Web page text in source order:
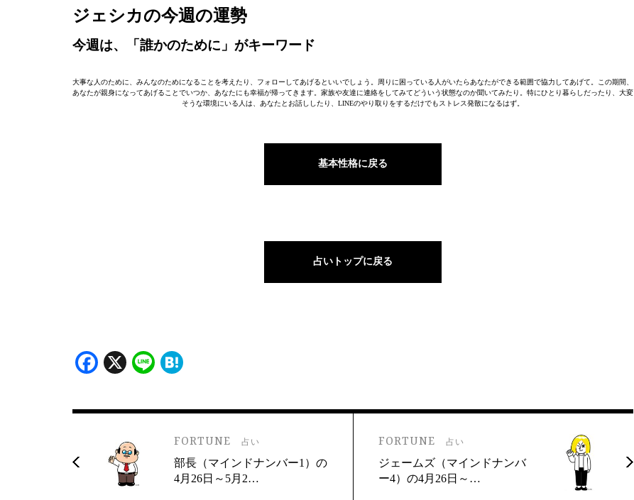
ジェシカの今週の運勢
今週は、「誰かのために」がキーワード
大事な人のために、みんなのためになることを考えたり、フォローしてあげるといいでしょう。周りに困っている人がいたらあなたができる範囲で協力してあげて。この期間、
あなたが親身になってあげることでいつか、あなたにも幸福が帰ってきます。家族や友達に連絡をしてみてどういう状態なのか聞いてみたり。特にひとり暮らしだったり、大変
そうな環境にいる人は、あなたとお話ししたり、LINEのやり取りをするだけでもストレス発散になるはず。
基本性格に戻る
占いトップに戻る
Facebook
X Line
FORTUNE 占い
部長（マインドナンバー1）の
4月26日～5月2…
FORTUNE 占い
ジェームズ（マインドナンバ
ー4）の4月26日～…